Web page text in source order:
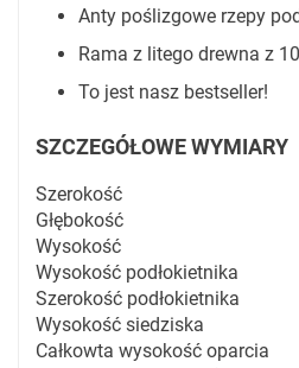
Anty poślizgowe rzepy
Rama z litego drewna z
To jest nasz bestseller!
SZCZEGÓŁOWE WYMIARY
Szerokość
Głębokość
Wysokość
Wysokość podłokietnika
Szerokość podłokietnika
Wysokość siedziska
Całkowta wysokość oparcia